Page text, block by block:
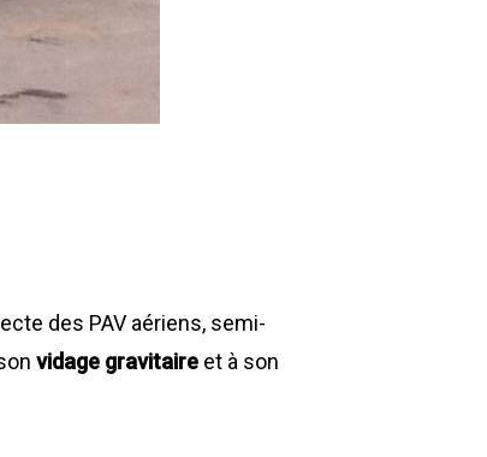
des PAV aériens, semi-
vidage gravitaire et à son